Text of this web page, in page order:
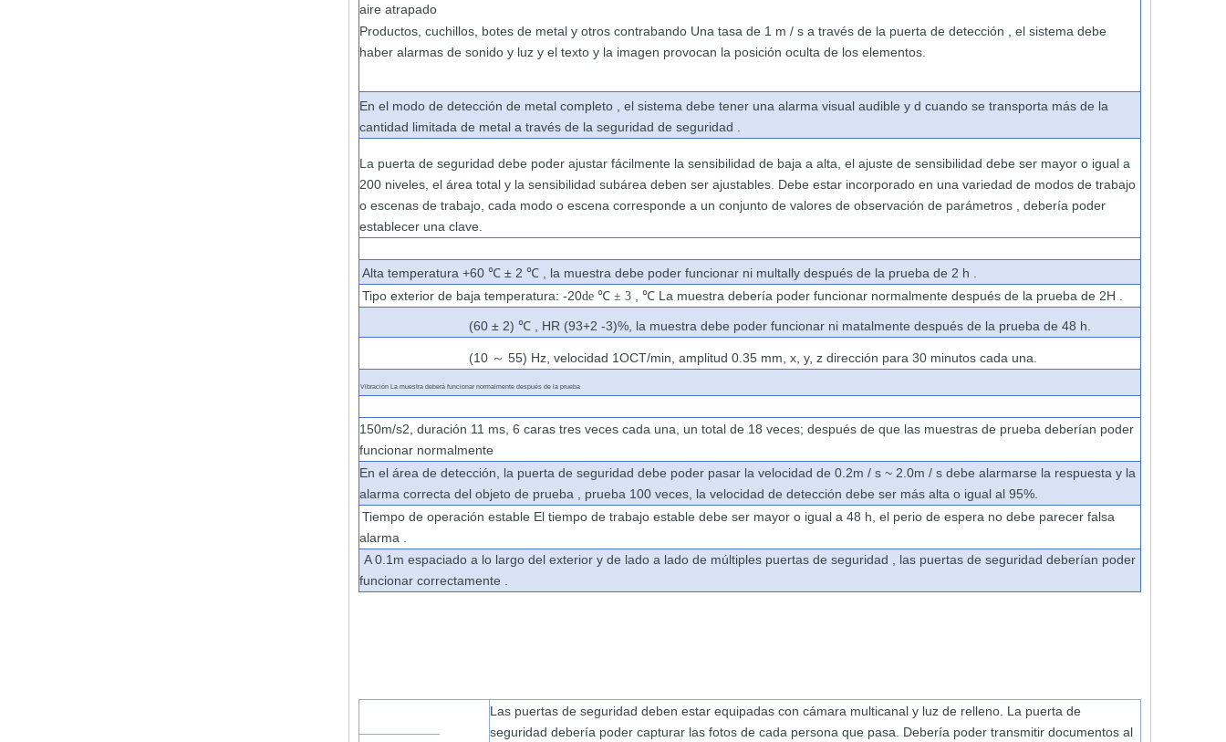
aire atrapado
Productos, cuchillos, botes de metal y otros contrabando Una tasa de 1 m / s a ​​través de la puerta de detección , el sistema debe
haber alarmas de sonido y luz y el texto y la imagen provocan la posición oculta de los elementos.
En el modo de detección de metal completo , el sistema debe tener una alarma visual audible y d cuando se transporta más de la
cantidad limitada de metal a través de la seguridad de seguridad
La puerta de seguridad debe poder ajustar fácilmente la sensibilidad de baja a alta, el ajuste de sensibilidad debe ser mayor o igual a
200 niveles, el área total y la sensibilidad subárea deben ser ajustables. Debe estar incorporado en una variedad de modos de trabajo
o escenas de trabajo, cada modo o escena corresponde a un conjunto de valores de observación de parámetros , debería poder
establecer una clave.
Alta temperatura +60 ℃ ± 2 ℃ , la muestra debe poder funcionar ni multally después de la prueba de 2 h
Tipo exterior de baja temperatura: -20de ℃ ± 3 ℃ La muestra debería poder funcionar normalmente después de la prueba de 2H
(60 ± 2) ℃ HR (93+2 -3)%, la muestra debe poder funcionar ni matalmente después de la prueba de 48 h.
(10 ～ 55) Hz, velocidad 1OCT/min, amplitud 0.35 mm, x, y, z dirección para 30 minutos cada una.
Vibración La muestra deberáfuncionarnormalmentedespuésde laprueba
150m/s2, duración 11 ms, 6 caras tres veces cada una, un total de 18 veces; después de que las muestras de prueba deberían poder
funcionar normalmente
En el área de detección, la puerta de seguridad debe poder pasar la velocidad de 0.2m / s ~ 2.0m / s debe alarmarse la respuesta y la
alarma correcta del objeto de prueba , prueba 100 veces, la velocidad de detección debe ser más alta o igual al 95%.
Tiempo de operación estable El tiempo de trabajo estable debe ser mayor o igual a 48 h, el perio de espera no debe parecer falsa
alarma
A 0.1m espaciado a lo largo del exteriory de lado a ladode múltiples puertasdeseguridad , las puertasdeseguridaddeberían poder
funcionar correctamente
Las puertas de seguridad deben estar equipadas con cámara multicanal y luz de relleno. La puerta de
seguridad debería poder capturar las fotos de cada persona que pasa. Debería poder transmitir documentos al